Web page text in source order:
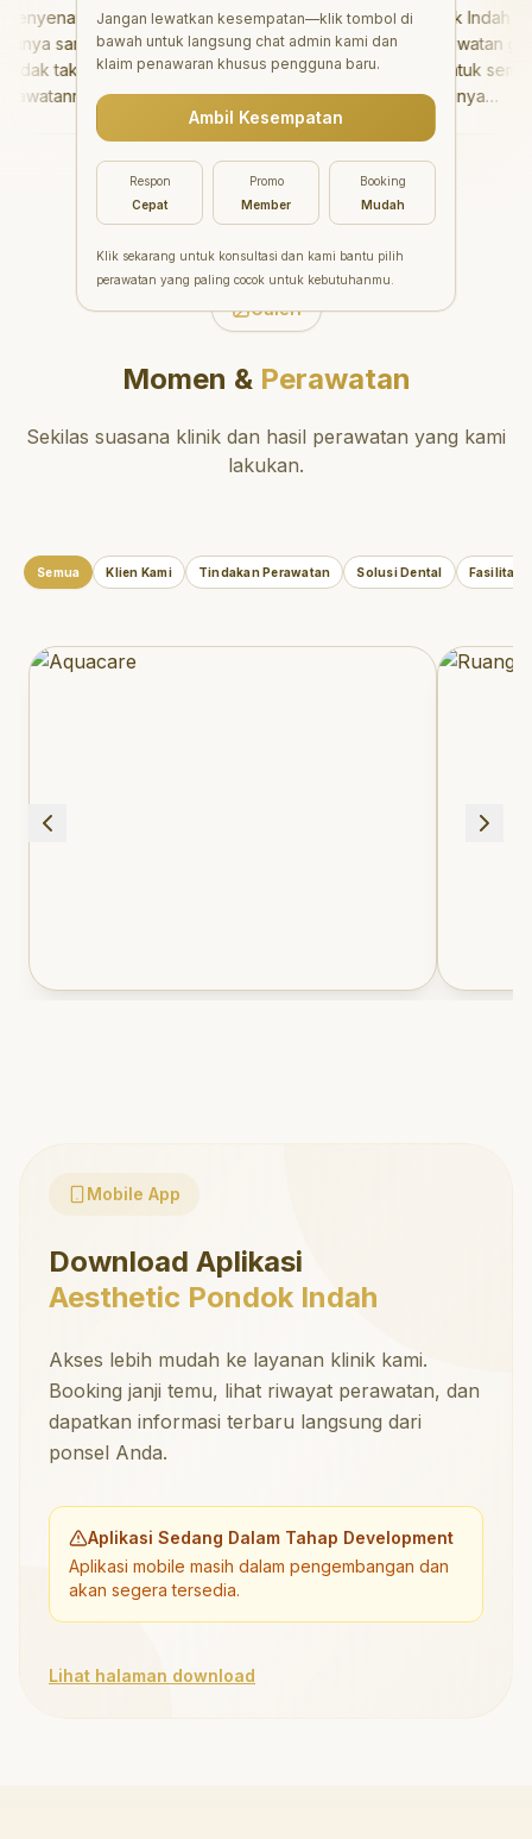
sangat baik
takut sama
tidak
setelahnya.
ke dokter
"Aesthetic Pondok Indah
menawarkan perawatan gigi
yang luar biasa untuk semua
orang. Dokter giginya
profesional, ramah, dan
meluangkan waktu untuk
mengedukasi pasien tentang
kesehatan gigi dan mulut
yang baik. Klinik ini terletak di
daerah yang strategis,
sehingga nyaman untuk
direkomendasikan untuk
dan berkualitas!
Galeri
Momen &Perawatan
Sekilas suasana klinik dan hasil perawatan yang kami
lakukan.
Semua Klien Kami Tindakan Perawatan Solusi Dental Fasilitas
Mobile App
Download Aplikasi
Aesthetic Pondok Indah
Akses lebih mudah ke layanan klinik kami.
Booking janji temu, lihat riwayat perawatan, dan
dapatkan informasi terbaru langsung dari
ponsel Anda.
Aplikasi Sedang Dalam Tahap Development
Aplikasi mobile masih dalam pengembangan dan
akan segera tersedia.
Lihat halaman download
Jangan lewatkan kesempatan—klik tombol di
bawah untuk langsung chat admin kami dan
klaim penawaran khusus pengguna baru.
Ambil Kesempatan
Respon
Cepat
Promo
Member
Booking
Mudah
Klik sekarang untuk konsultasi dan kami bantu pilih
perawatan yang paling cocok untuk kebutuhanmu.